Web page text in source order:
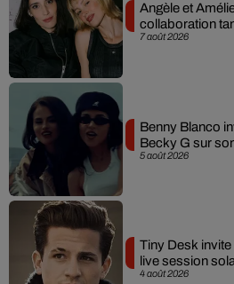
7 août 2026
Angèle et
collaboration
5 août 2026
Benny Blanco
Becky G sur
4 août 2026
Tiny Desk
live session